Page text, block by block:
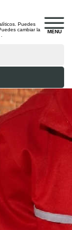
MENU
Puedes
cambiar la